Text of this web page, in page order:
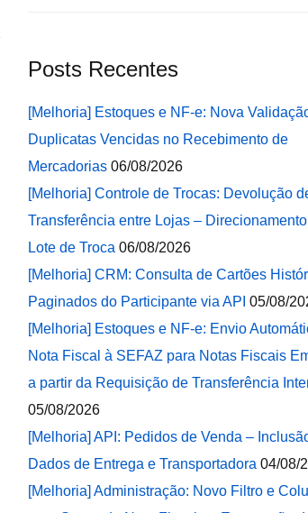
Posts Recentes
[Melhoria] Estoques e NF-e: Nova
Duplicatas Vencidas no Recebimento de
Mercadorias 06/08/2026
[Melhoria] Controle de Trocas: Devolução
Transferência entre Lojas –
Lote de Troca 06/08/2026
[Melhoria] CRM: Consulta de Cartões
Paginados do Participante via API 05/08/
[Melhoria] Estoques e NF-e: Envio
Nota Fiscal à SEFAZ para Notas Fiscais
a partir da Requisição de Transferência
05/08/2026
[Melhoria] API: Pedidos de Venda –
Dados de Entrega e Transportadora 04/08/
[Melhoria] Administração: Novo Filtro e